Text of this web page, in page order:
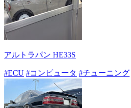
アルトラパン HE33S
#ECU #コンピュータ #チューニング